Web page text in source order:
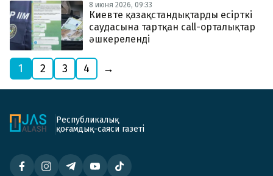
8 июня 2026, 09:33
Киевте қазақстандықтарды есірткі
саудасына тартқан call-орталықтар
әшкереленді
1 2 3 4 →
Республикалық
қоғамдық-саяси газеті